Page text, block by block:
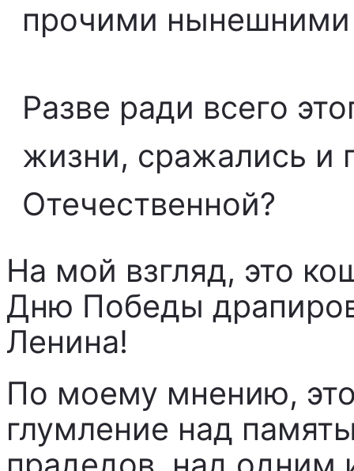
прочими
Разве ради всего
жизни, сражались и
Отечественной?
На мой взгляд, это
Дню Победы
Ленина!
По моему мнению,
глумление над